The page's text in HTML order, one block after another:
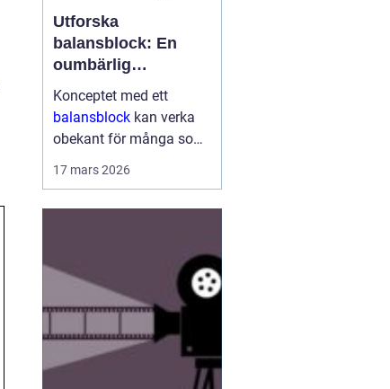
Utforska
balansblock: En
oumbärlig
komponent i
industrin
Konceptet med ett
balansblock kan verka
obekant för många som
17 mars 2026